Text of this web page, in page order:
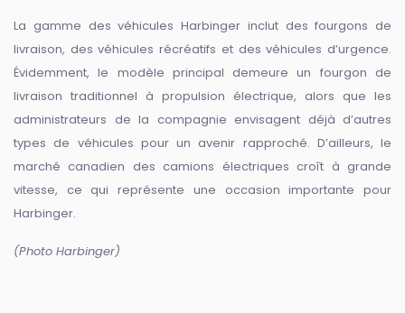
La gamme des véhicules Harbinger inclut des fourgons de
livraison, des véhicules récréatifs et des véhicules d’urgence.
Évidemment, le modèle principal demeure un fourgon de
livraison traditionnel à propulsion électrique, alors que les
administrateurs de la compagnie envisagent déjà d’autres
types de véhicules pour un avenir rapproché. D’ailleurs, le
marché canadien des camions électriques croît à grande
vitesse, ce qui représente une occasion importante pour
Harbinger.
(Photo Harbinger)